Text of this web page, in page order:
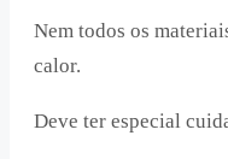
Nem todos os
calor.
Deve ter especial